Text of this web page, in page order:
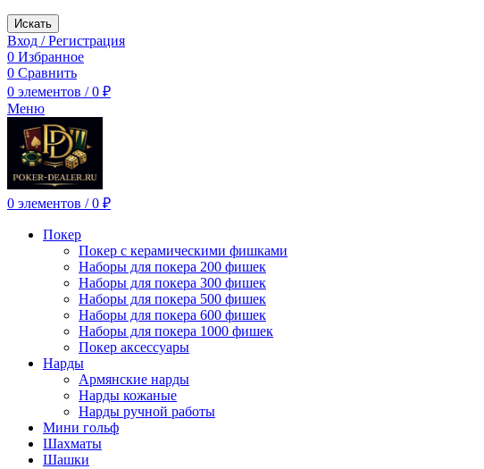
Искать
Вход / Регистрация
0 Избранное
0 Сравнить
0 элементов / 0 ₽
Меню
0 элементов / 0 ₽
Покер
Покер с керамическими фишками
Наборы для покера 200 фишек
Наборы для покера 300 фишек
Наборы для покера 500 фишек
Наборы для покера 600 фишек
Наборы для покера 1000 фишек
Покер аксессуары
Нарды
Армянские нарды
Нарды кожаные
Нарды ручной работы
Мини гольф
Шахматы
Шашки